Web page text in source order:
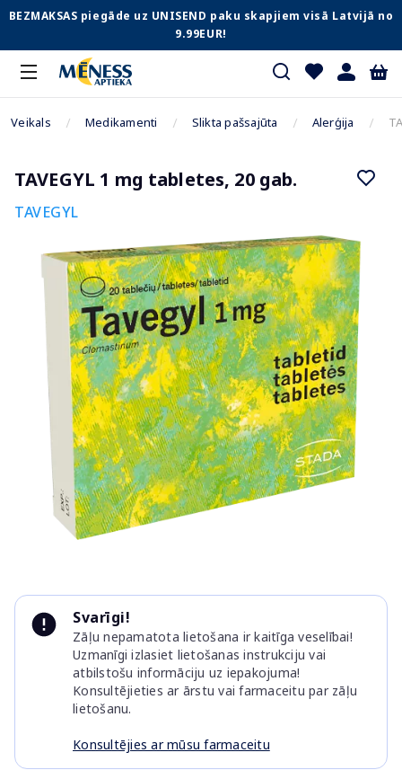
BEZMAKSAS piegāde uz UNISEND paku skapjiem visā Latvijā no
9.99EUR!
Veikals Medikamenti Slikta pašsajūta Alerģija
TAVEGYL 1 mg tabletes, 20 gab.
TAVEGYL
Svarīgi!
Zāļu nepamatota lietošana ir kaitīga veselībai!
Uzmanīgi izlasiet lietošanas instrukciju vai
atbilstošu informāciju uz iepakojuma!
Konsultējieties ar ārstu vai farmaceitu par zāļu
lietošanu.
Konsultējies ar mūsu farmaceitu